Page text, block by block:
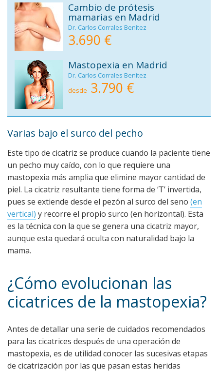
Cambio de prótesis
mamarias en Madrid
Dr. Carlos Corrales Benítez
3.690 €
Mastopexia en Madrid
Dr. Carlos Corrales Benítez
desde 3.790 €
Varias bajo el surco del pecho
Este tipo de cicatriz se produce cuando la paciente tiene
un pecho muy caído, con lo que requiere una
mastopexia más amplia que elimine mayor cantidad de
piel. La cicatriz resultante tiene forma de ‘T’ invertida,
pues se extiende desde el pezón al surco del seno (en
vertical) y recorre el propio surco (en horizontal). Esta
es la técnica con la que se genera una cicatriz mayor,
aunque esta quedará oculta con naturalidad bajo la
mama.
¿Cómo evolucionan las
cicatrices de la mastopexia?
Antes de detallar una serie de cuidados recomendados
para las cicatrices después de una operación de
mastopexia, es de utilidad conocer las sucesivas etapas
de cicatrización por las que pasan estas heridas